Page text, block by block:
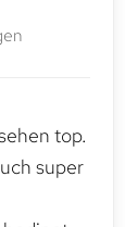
top.
super